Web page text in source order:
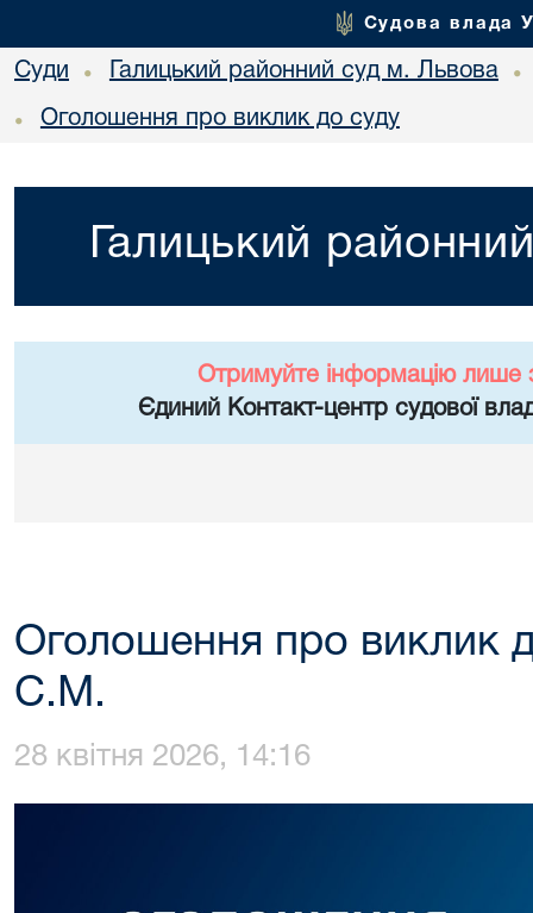
Судова влада
Суди • Галицький районний суд м. Львова •
• Оголошення про виклик до суду
Галицький
Отримуйте інформацію лише
Єдиний Контакт-центр судової
Оголошення про виклик
С.М.
28 квітня 2026, 14:16